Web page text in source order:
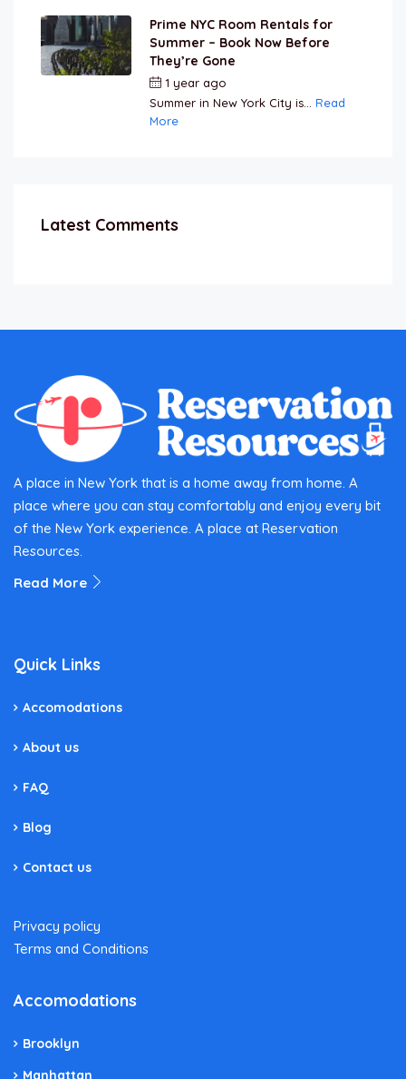
Prime NYC Room Rentals for
Summer – Book Now Before
They’re Gone
1 year ago
Summer in New York City is... Read
More
Latest Comments
A place in New York that is a home away from home. A
place where you can stay comfortably and enjoy every bit
of the New York experience. A place at Reservation
Resources.
Read More
Quick Links
Accomodations
About us
FAQ
Blog
Contact us
Privacy policy
Terms and Conditions
Accomodations
Brooklyn
Manhattan